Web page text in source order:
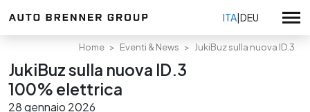
ITA|DEU
Volkswagen
Volkswagen Veicoli Commerciali
Home Eventi & News JukiBuz sulla nuova ID.3
JukiBuz sulla nuova ID.3
100% elettrica
28 gennaio 2026